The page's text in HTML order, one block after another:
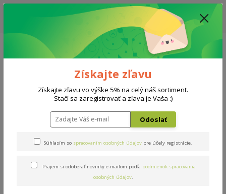
ZĽAVA: VŠETKY VYSTAVENÉ POSTELE ZA 400€ - CENA MATRACU A ROŠTU
PODĽA VÝBERU / DODACIA LEHOTA JE AKTUÁLNE 10-15 PRACOVNÝCH
Menu
0908 777 700 Po-So: 10-18 hod.
0
Masív v ráme 200x200cm
Masív v ráme 200x200cm
Získajte zľavu
Získajte zľavu vo výške 5% na celý náš sortiment.
Stačí sa zaregistrovať a zľava je Vaša :)
Odoslať
Súhlasím so spracovaním osobných údajov pre účely registrácie.
Prajem si odoberať novinky e-mailom podľa podmienok spracovania
osobných údajov.